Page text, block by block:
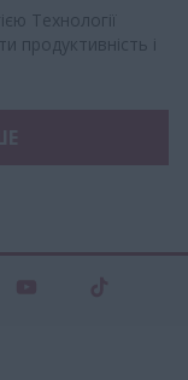
Технології
продуктивність і